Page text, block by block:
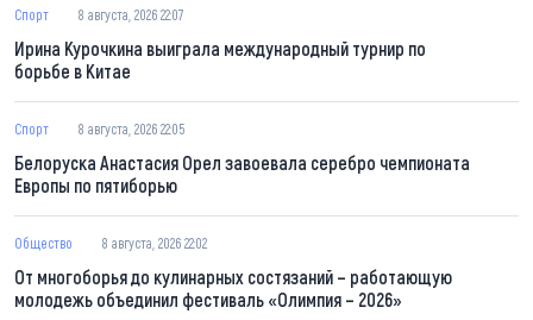
Спорт 8 августа, 2026 22:07
Ирина Курочкина выиграла международный турнир по
борьбе в Китае
Спорт 8 августа, 2026 22:05
Белоруска Анастасия Орел завоевала серебро чемпионата
Европы по пятиборью
Общество 8 августа, 2026 22:02
От многоборья до кулинарных состязаний – работающую
молодежь объединил фестиваль «Олимпия – 2026»